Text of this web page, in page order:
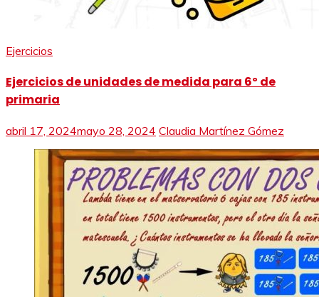
Ejercicios
Ejercicios de unidades de medida para 6º de
primaria
abril 17, 2024mayo 28, 2024 Claudia Martínez Gómez